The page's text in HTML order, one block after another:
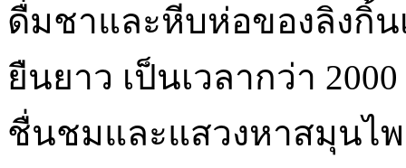
ดื่มชาและหีบห่อของลิงกิ้
ยืนยาว เป็นเวลากว่า
ชื่นชมและแสวงหาสมุนไ